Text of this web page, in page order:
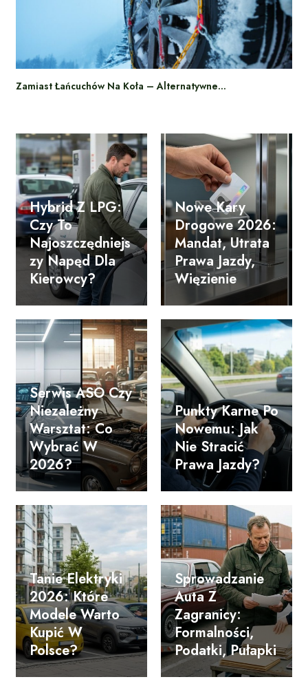
Zamiast Łańcuchów Na Koła – Alternatywne…
Hybrid Z LPG:
Czy To
Najoszczędniejs
Zy Napęd Dla
Kierowcy?
Nowe Kary
Drogowe 2026:
Mandat, Utrata
Prawa Jazdy,
Więzienie
Serwis ASO Czy
Niezależny
Warsztat: Co
Wybrać W
2026?
Punkty Karne Po
Nowemu: Jak
Nie Stracić
Prawa Jazdy?
Tanie Elektryki
2026: Które
Modele Warto
Kupić W
Polsce?
Sprowadzanie
Auta Z
Zagranicy:
Formalności,
Podatki, Pułapki